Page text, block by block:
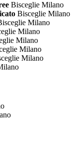
Bisceglie Milano
Bisceglie Milano
Milano
Milano
Milano
Milano
Milano